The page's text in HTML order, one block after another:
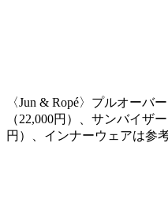
〈Jun & Ropé〉プルオーバ
（22,000円）、サンバイザ
円）、インナーウェアは参